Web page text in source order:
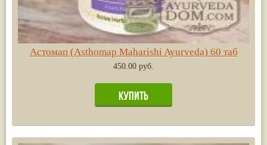
Астомап (Asthomap Maharishi Ayurveda) 60 таб
450.00 руб.